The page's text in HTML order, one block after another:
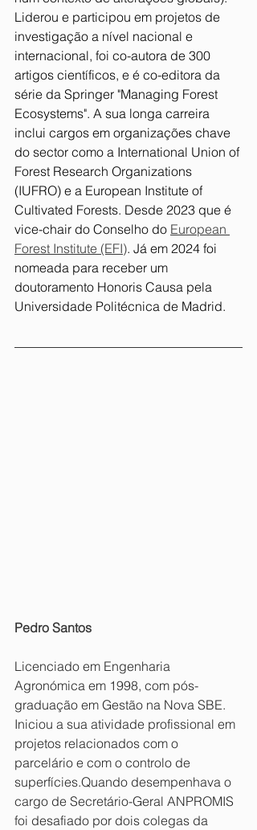
Liderou e participou em projetos de
investigação a nível nacional e
internacional, foi co-autora de 300
artigos científicos, e é co-editora da
série da Springer "Managing Forest
Ecosystems". A sua longa carreira
inclui cargos em organizações chave
do sector como a International Union of
Forest Research Organizations
(IUFRO) e a European Institute of
Cultivated Forests. Desde 2023 que é
vice-chair do Conselho do European
Forest Institute (EFI). Já em 2024 foi
nomeada para receber um
doutoramento Honoris Causa pela
Universidade Politécnica de Madrid.
Pedro Santos
Licenciado em Engenharia
Agronómica em 1998, com pós-
graduação em Gestão na Nova SBE.
Iniciou a sua atividade profissional em
projetos relacionados com o
parcelário e com o controlo de
superfícies.Quando desempenhava o
cargo de Secretário-Geral ANPROMIS
foi desafiado por dois colegas da